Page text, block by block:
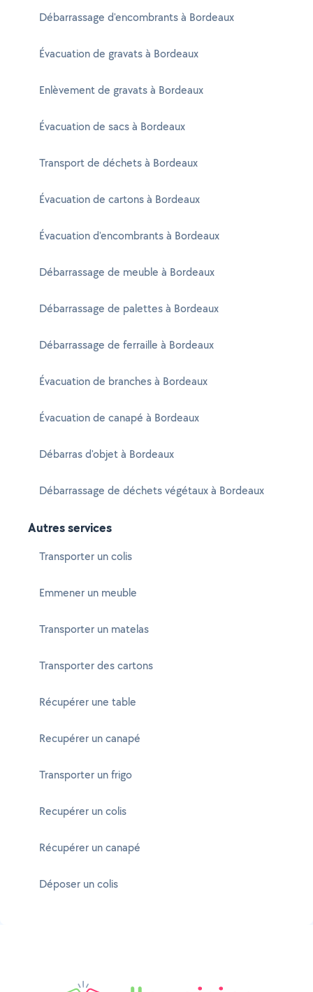
Débarrassage d'encombrants à Bordeaux
Évacuation de gravats à Bordeaux
Enlèvement de gravats à Bordeaux
Évacuation de sacs à Bordeaux
Transport de déchets à Bordeaux
Évacuation de cartons à Bordeaux
Évacuation d'encombrants à Bordeaux
Débarrassage de meuble à Bordeaux
Débarrassage de palettes à Bordeaux
Débarrassage de ferraille à Bordeaux
Évacuation de branches à Bordeaux
Évacuation de canapé à Bordeaux
Débarras d'objet à Bordeaux
Débarrassage de déchets végétaux à Bordeaux
Autres services
Transporter un colis
Emmener un meuble
Transporter un matelas
Transporter des cartons
Récupérer une table
Recupérer un canapé
Transporter un frigo
Recupérer un colis
Récupérer un canapé
Déposer un colis